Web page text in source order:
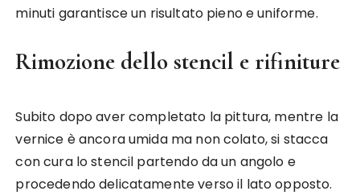
minuti garantisce un risultato pieno e uniforme.
Rimozione dello stencil e rifiniture
Subito dopo aver completato la pittura, mentre la
vernice è ancora umida ma non colato, si stacca
con cura lo stencil partendo da un angolo e
procedendo delicatamente verso il lato opposto.